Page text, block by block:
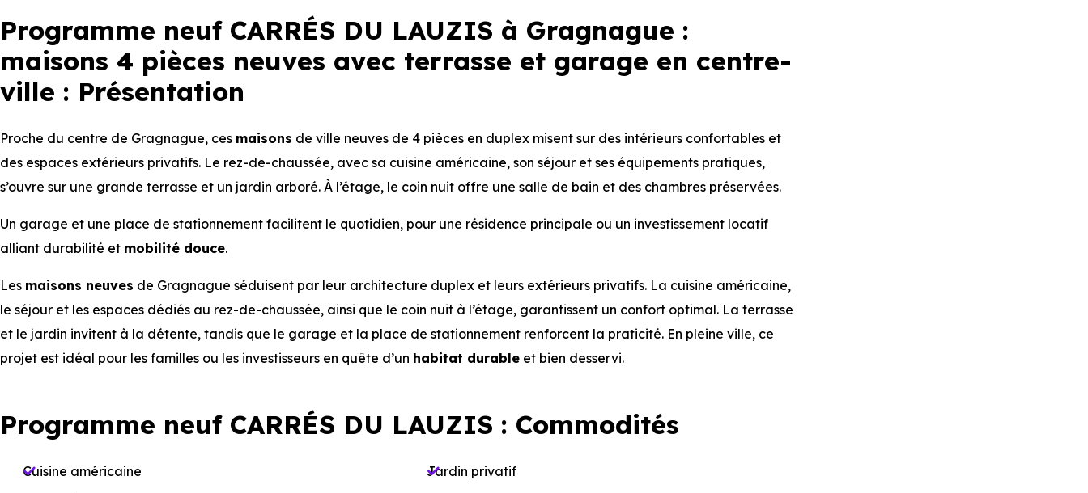
Programme neuf CARRÉS DU LAUZIS à Gragnague :
maisons 4 pièces neuves avec terrasse et garage en centre-
ville : Présentation
Proche du centre de Gragnague, ces maisons de ville neuves de 4 pièces en duplex misent sur des intérieurs confortables et
des espaces extérieurs privatifs. Le rez-de-chaussée, avec sa cuisine américaine, son séjour et ses équipements pratiques,
s’ouvre sur une grande terrasse et un jardin arboré. À l’étage, le coin nuit offre une salle de bain et des chambres préservées.
Un garage et une place de stationnement facilitent le quotidien, pour une résidence principale ou un investissement locatif
alliant durabilité et mobilité douce.
Les maisons neuves de Gragnague séduisent par leur architecture duplex et leurs extérieurs privatifs. La cuisine américaine,
le séjour et les espaces dédiés au rez-de-chaussée, ainsi que le coin nuit à l’étage, garantissent un confort optimal. La terrasse
et le jardin invitent à la détente, tandis que le garage et la place de stationnement renforcent la praticité. En pleine ville, ce
projet est idéal pour les familles ou les investisseurs en quête d’un habitat durable et bien desservi.
Programme neuf CARRÉS DU LAUZIS : Commodités
Cuisine américaine
Jardin privatif